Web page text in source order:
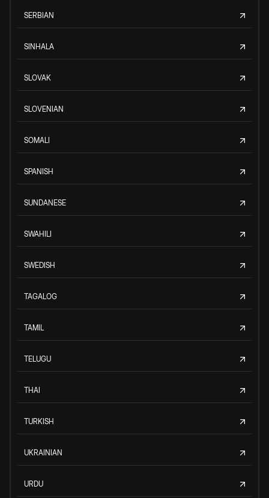
SERBIAN
SINHALA
SLOVAK
SLOVENIAN
SOMALI
SPANISH
SUNDANESE
SWAHILI
SWEDISH
TAGALOG
TAMIL
TELUGU
THAI
TURKISH
UKRAINIAN
URDU